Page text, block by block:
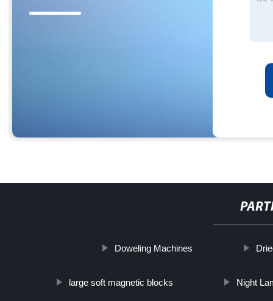
Doweling Machines
large soft magnetic blocks Night